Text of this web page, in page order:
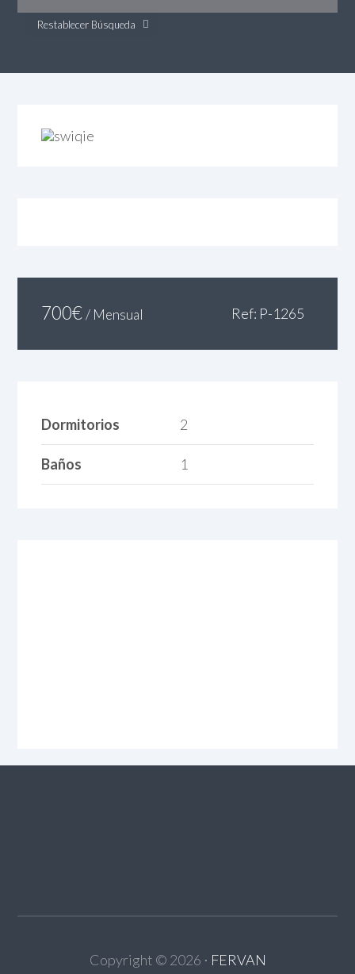
Restablecer Búsqueda
700€ / Mensual Ref: P-1265
Dormitorios 2
Baños 1
Copyright © 2026 ⋅ FERVAN